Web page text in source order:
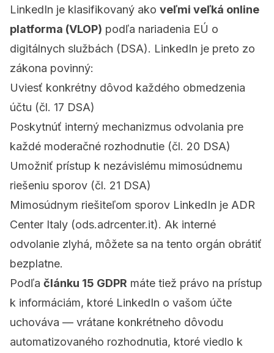
LinkedIn je klasifikovaný ako veľmi veľká online
platforma (VLOP) podľa nariadenia EÚ o
digitálnych službách (DSA). LinkedIn je preto zo
zákona povinný:
Uviesť konkrétny dôvod každého obmedzenia
účtu (čl. 17 DSA)
Poskytnúť interný mechanizmus odvolania pre
každé moderačné rozhodnutie (čl. 20 DSA)
Umožniť prístup k nezávislému mimosúdnemu
riešeniu sporov (čl. 21 DSA)
Mimosúdnym riešiteľom sporov LinkedIn je ADR
Center Italy (ods.adrcenter.it). Ak interné
odvolanie zlyhá, môžete sa na tento orgán obrátiť
bezplatne.
Podľa článku 15 GDPR máte tiež právo na prístup
k informáciám, ktoré LinkedIn o vašom účte
uchováva — vrátane konkrétneho dôvodu
automatizovaného rozhodnutia, ktoré viedlo k